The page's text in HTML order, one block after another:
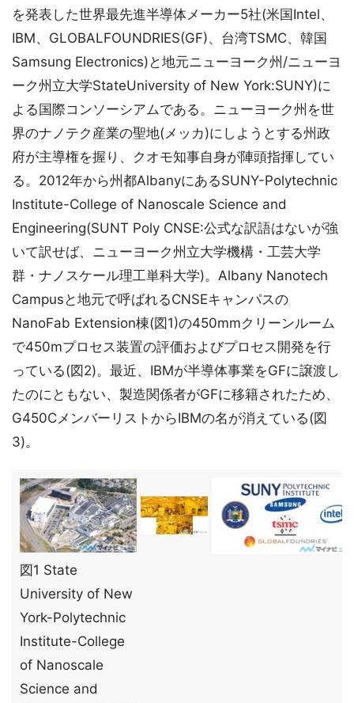
を発表した世界最先進半導体メーカー5社(米国Intel、
IBM、GLOBALFOUNDRIES(GF)、台湾TSMC、韓国
Samsung Electronics)と地元ニューヨーク州/ニューヨ
ーク州立大学StateUniversity of New York:SUNY)に
よる国際コンソーシアムである。ニューヨーク州を世
界のナノテク産業の聖地(メッカ)にしようとする州政
府が主導権を握り、クオモ知事自身が陣頭指揮してい
る。2012年から州都AlbanyにあるSUNY-Polytechnic
Institute-College of Nanoscale Science and
Engineering(SUNT Poly CNSE:公式な訳語はないが強
いて訳せば、ニューヨーク州立大学機構・工芸大学
群・ナノスケール理工単科大学)。Albany Nanotech
Campusと地元で呼ばれるCNSEキャンパスの
NanoFab Extension棟(図1)の450mmクリーンルーム
で450mプロセス装置の評価およびプロセス開発を行
っている(図2)。最近、IBMが半導体事業をGFに譲渡し
たのにともない、製造関係者がGFに移籍されたため、
G450CメンバーリストからIBMの名が消えている(図
3)。
図1 State
University of New
York-Polytechnic
Institute-College
of Nanoscale
Science and